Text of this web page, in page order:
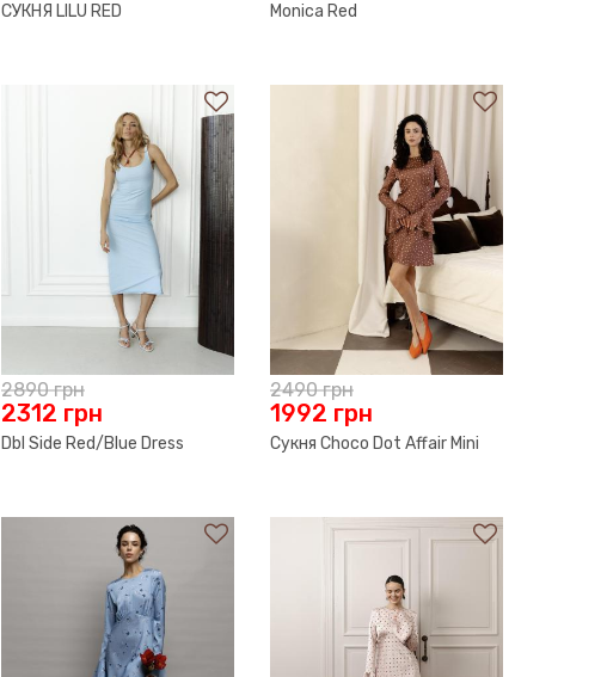
СУКНЯ LILU RED Monica Red
2890грн
2312 грн
Dbl Side Red/Blue Dress
2490грн
1992 грн
Сукня Choco Dot Affair Mini